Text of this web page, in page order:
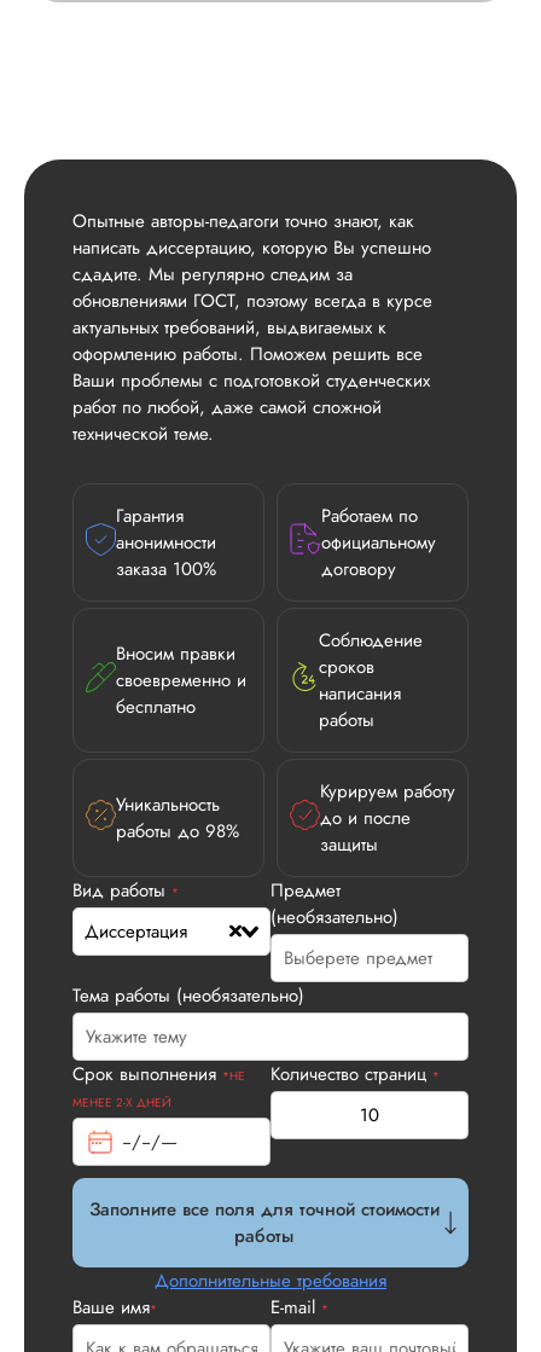
Опытные авторы-педагоги точно знают, как
написать диссертацию, которую Вы успешно
сдадите. Мы регулярно следим за
обновлениями ГОСТ, поэтому всегда в курсе
актуальных требований, выдвигаемых к
оформлению работы. Поможем решить все
Ваши проблемы с подготовкой студенческих
работ по любой, даже самой сложной
технической теме.
Гарантия
анонимности
заказа 100%
Работаем по
официальному
договору
Вносим правки
своевременно и
бесплатно
Соблюдение
сроков
написания
работы
Уникальность
работы до 98%
Курируем работу
до и после
защиты
Вид работы *
Диссертация
Предмет
(необязательно)
Тема работы (необязательно)
Срок выполнения *НЕ
МЕНЕЕ 2-Х ДНЕЙ
Количество страниц *
Заполните все поля для точной стоимости
работы
Дополнительные требования
Ваше имя* E-mail *